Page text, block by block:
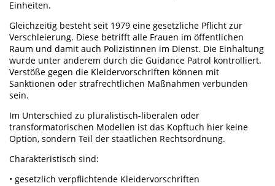
Einheiten.
Gleichzeitig besteht seit 1979 eine gesetzliche Pflicht zur
Verschleierung. Diese betrifft alle Frauen im öffentlichen
Raum und damit auch Polizistinnen im Dienst. Die Einhaltung
wurde unter anderem durch die Guidance Patrol kontrolliert.
Verstöße gegen die Kleidervorschriften können mit
Sanktionen oder strafrechtlichen Maßnahmen verbunden
sein.
Im Unterschied zu pluralistisch-liberalen oder
transformatorischen Modellen ist das Kopftuch hier keine
Option, sondern Teil der staatlichen Rechtsordnung.
Charakteristisch sind:
• gesetzlich verpflichtende Kleidervorschriften